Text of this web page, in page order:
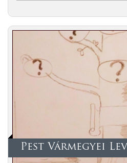
Pest Vármegyei